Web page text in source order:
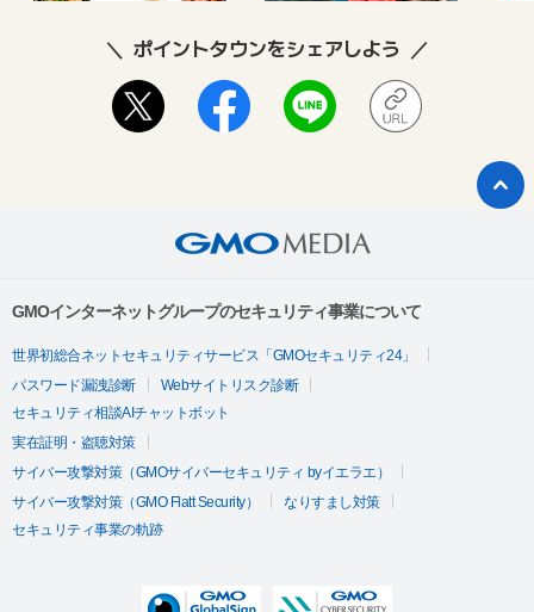
ポイントタウンをシェアしよう
GMOインターネットグループのセキュリティ事業について
世界初総合ネットセキュリティサービス「GMOセキュリティ24」
パスワード漏洩診断
Webサイトリスク診断
セキュリティ相談AIチャットボット
実在証明・盗聴対策
サイバー攻撃対策（GMOサイバーセキュリティ byイエラエ）
サイバー攻撃対策（GMO Flatt Security）
なりすまし対策
セキュリティ事業の軌跡